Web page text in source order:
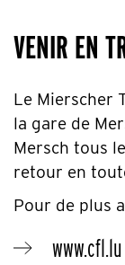
VENIR EN
Le Mierscher
la gare de
Mersch tous
retour en
Pour de plus
www.cfl.lu